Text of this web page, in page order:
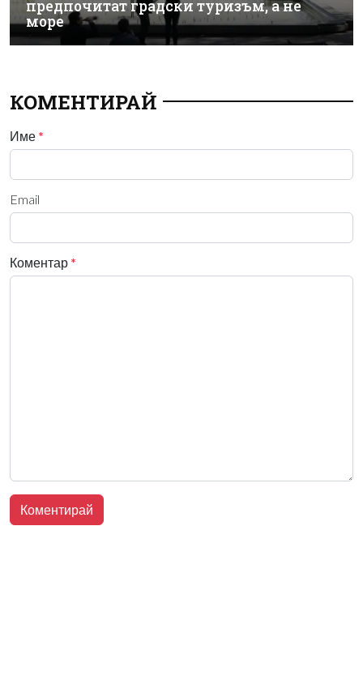
предпочитат градски туризъм, а не
море
КОМЕНТИРАЙ
Име *
Email
Коментар *